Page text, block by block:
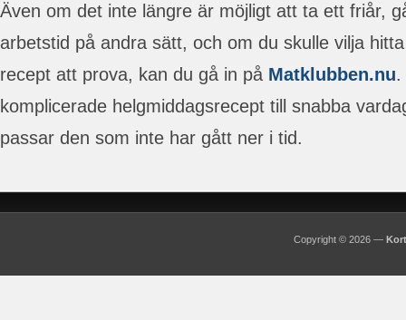
Även om det inte längre är möjligt att ta ett friår,
arbetstid på andra sätt, och om du skulle vilja
recept att prova, kan du gå in på Matklubben.nu.
komplicerade helgmiddagsrecept till snabba
passar den som inte har gått ner i tid.
Copyright © 2026 —